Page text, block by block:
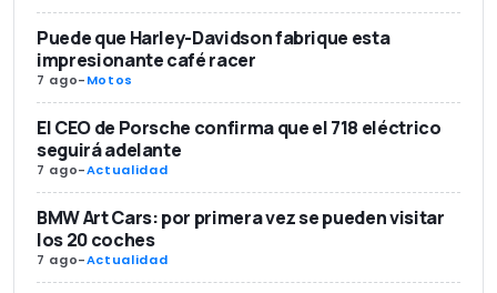
Puede que Harley-Davidson fabrique esta
impresionante café racer
7 ago-Motos
El CEO de Porsche confirma que el 718 eléctrico
seguirá adelante
7 ago-Actualidad
BMW Art Cars: por primera vez se pueden visitar
los 20 coches
7 ago-Actualidad